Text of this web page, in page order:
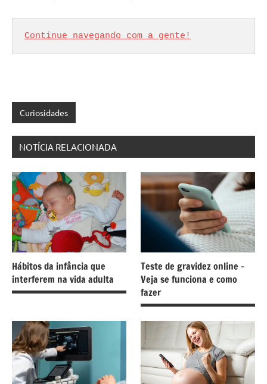
Continue navegando com a gente!
Curiosidades
NOTÍCIA RELACIONADA
Hábitos da infância que
interferem na vida adulta
Teste de gravidez online –
Veja se funciona e como
fazer